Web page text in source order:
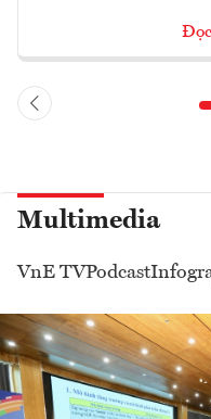
Multimedia
VnE TVPodcast